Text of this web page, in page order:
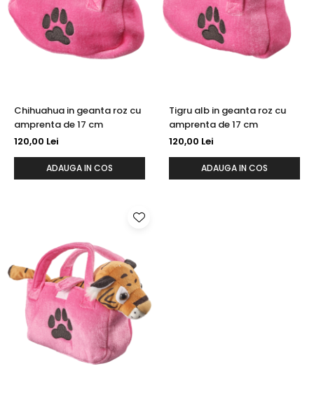
Creioane
Caiete 3D
Glitter Eyes
Fairytales
Wild Hangers
Cute Hangers
Baby Products
PocketPals
3d Puzzles
Glow Puzzles
Action Cars
Animals in Tubes
Chihuahua in geanta roz cu
amprenta de 17 cm
120,00 Lei
ADAUGA IN COS
Tigru alb in geanta roz cu
amprenta de 17 cm
120,00 Lei
ADAUGA IN COS